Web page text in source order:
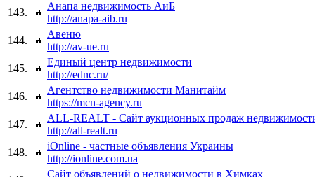
143.
Анапа недвижимость АиБ
http://anapa-aib.ru
144.
Авеню
http://av-ue.ru
145.
Единый центр недвижимости
http://ednc.ru/
146.
Агентство недвижимости Манитайм
https://mcn-agency.ru
147.
ALL-REALT - Сайт аукционных продаж
http://all-realt.ru
148.
iOnline - частные объявления Украины
http://ionline.com.ua
Cайт объявлений о недвижимости в Химках